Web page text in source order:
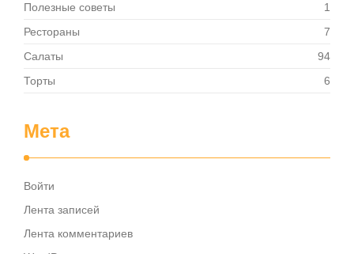
Полезные советы
1
Рестораны
7
Салаты
94
Торты
6
Мета
Войти
Лента записей
Лента комментариев